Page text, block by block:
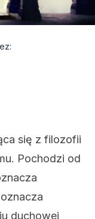
się z filozofii
Pochodzi od
duchowej